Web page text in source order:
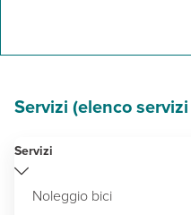
Servizi (elenco
Servizi
Noleggio bici